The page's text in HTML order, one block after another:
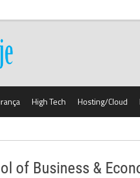
High Tech Hosting/Cloud
of Business &